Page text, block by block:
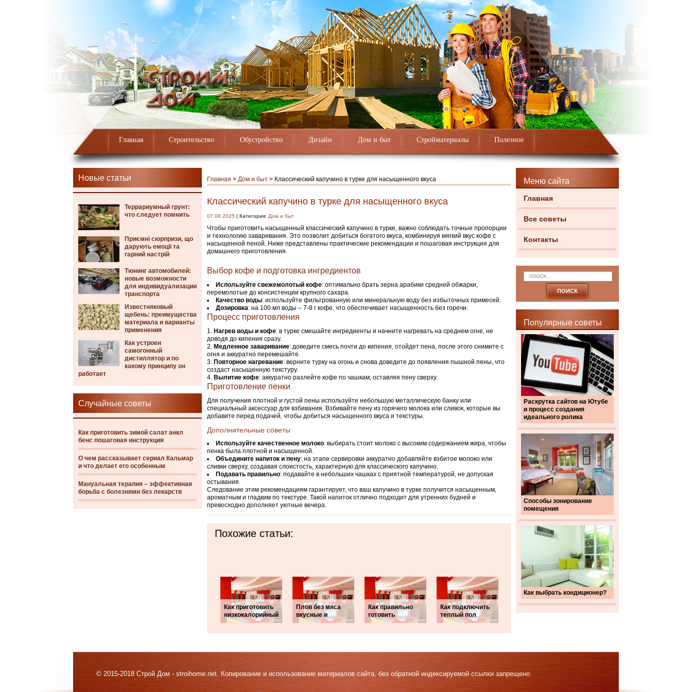
Главная Строительство Обустройство Дизайн Дом и быт Стройматериалы Полезное
Новые статьи
Террариумный грунт:
что следует помнить
Приємні сюрпризи, що
дарують емоції та
гарний настрій
Тюнинг автомобилей:
новые возможности
для индивидуализации
транспорта
Известняковый
щебень: преимущества
материала и варианты
применения
Как устроен
самогонный
дистиллятор и по
какому принципу он
работает
Случайные советы
Как приготовить зимой салат анкл
бенс пошаговая инструкция
О чем рассказывает сериал Кальмар
и что делает его особенным
Мануальная терапия – эффективная
борьба с болезнями без лекарств
Меню сайта
Главная
Все советы
Контакты
Популярные советы
Раскрутка сайтов на Ютубе
и процесс создания
идеального ролика
Способы зонирование
помещения
Как выбрать кондиционер?
Главная > Дом и быт > Классический капучино в турке для насыщенного вкуса
Классический капучино в турке для насыщенного вкуса
07.08.2025 | Категория: Дом и быт
Чтобы приготовить насыщенный классический капучино в турке, важно соблюдать точные пропорции
и технологию заваривания. Это позволит добиться богатого вкуса, комбинируя мягкий вкус кофе с
насыщенной пеной. Ниже представлены практические рекомендации и пошаговая инструкция для
домашнего приготовления.
Выбор кофе и подготовка ингредиентов
Используйте свежемолотый кофе: оптимально брать зерна арабики средней обжарки,
перемолотые до консистенции крупного сахара.
Качество воды: используйте фильтрованную или минеральную воду без избыточных примесей.
Дозировка: на 100 мл воды – 7-8 г кофе, что обеспечивает насыщенность без горечи.
Процесс приготовления
Нагрев воды и кофе: в турке смешайте ингредиенты и начните нагревать на среднем огне, не
доводя до кипения сразу.
Медленное заваривание: доведите смесь почти до кипения, отойдет пена, после этого снимите с
огня и аккуратно перемешайте.
Повторное нагревание: верните турку на огонь и снова доведите до появления пышной пены, что
создаст насыщенную текстуру.
Вылитие кофе: аккуратно разлейте кофе по чашкам, оставляя пену сверху.
Приготовление пенки
Для получения плотной и густой пены используйте небольшую металлическую банку или
специальный аксессуар для взбивания. Взбивайте пену из горячего молока или сливок, которые вы
добавите перед подачей, чтобы добиться насыщенного вкуса и текстуры.
Дополнительные советы
Используйте качественное молоко: выбирать стоит молоко с высоким содержанием жира, чтобы
пенка была плотной и насыщенной.
Объедините напиток и пену: на этапе сервировки аккуратно добавляйте взбитое молоко или
сливки сверху, создавая слоистость, характерную для классического капучино.
Подавать правильно: подавайте в небольших чашках с приятной температурой, не допуская
остывания.
Следование этим рекомендациям гарантирует, что ваш капучино в турке получится насыщенным,
ароматным и гладким по текстуре. Такой напиток отлично подходит для утренних будней и
превосходно дополняет уютные вечера.
Похожие статьи:
Как приготовить
низкокалорийный
Плов без мяса
вкусные и
Как правильно
готовить
Как подключить
теплый пол
© 2015-2018 Строй Дом - stroihome.net. Копирование и использование материалов сайта, без обратной индексируемой ссылки запрещено.